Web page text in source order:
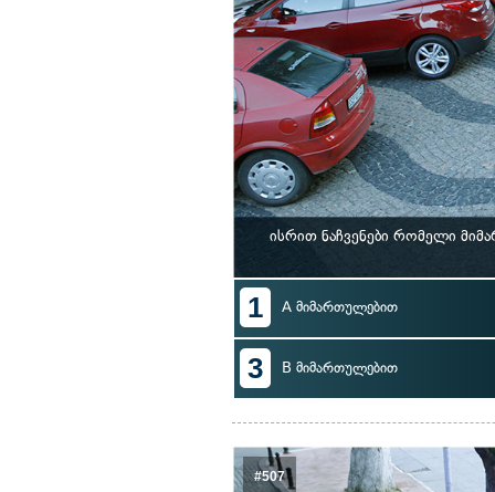
ისრით ნაჩვენები რომელი
1 A მიმართულებით
3 B მიმართულებით
#507